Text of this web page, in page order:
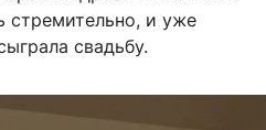
стремительно, и уже
свадьбу.